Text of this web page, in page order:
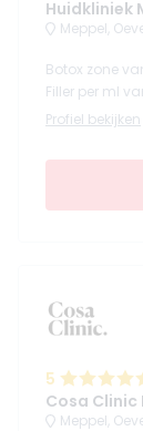
Huidkliniek
Meppel,
Botox zone
Filler per ml
Profiel bekijken
5
Cosa Clinic
Meppel,